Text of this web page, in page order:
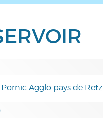
Pornic Agglo pays de Retz